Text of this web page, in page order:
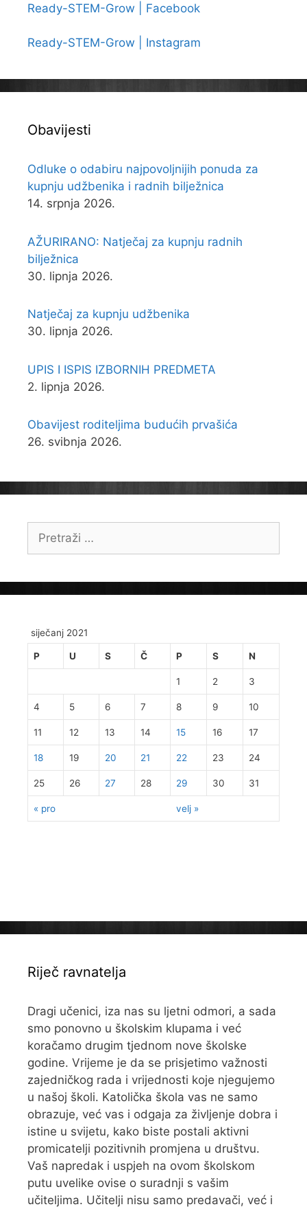
Ready-STEM-Grow | Facebook
Ready-STEM-Grow | Instagram
Obavijesti
Odluke o odabiru najpovoljnijih ponuda za
kupnju udžbenika i radnih bilježnica
14. srpnja 2026.
AŽURIRANO: Natječaj za kupnju radnih
bilježnica
30. lipnja 2026.
Natječaj za kupnju udžbenika
30. lipnja 2026.
UPIS I ISPIS IZBORNIH PREDMETA
2. lipnja 2026.
Obavijest roditeljima budućih prvašića
26. svibnja 2026.
Pretraži:
siječanj 2021
P U S Č P S N
« pro velj »
1 2 3
4 5 6 7 8 9 10
11 12 13 14 15 16 17
18 19 20 21 22 23 24
25 26 27 28 29 30 31
Riječ ravnatelja
Dragi učenici, iza nas su ljetni odmori, a sada
smo ponovno u školskim klupama i već
koračamo drugim tjednom nove školske
godine. Vrijeme je da se prisjetimo važnosti
zajedničkog rada i vrijednosti koje njegujemo
u našoj školi. Katolička škola vas ne samo
obrazuje, već vas i odgaja za življenje dobra i
istine u svijetu, kako biste postali aktivni
promicatelji pozitivnih promjena u društvu.
Vaš napredak i uspjeh na ovom školskom
putu uvelike ovise o suradnji s vašim
učiteljima. Učitelji nisu samo predavači, već i